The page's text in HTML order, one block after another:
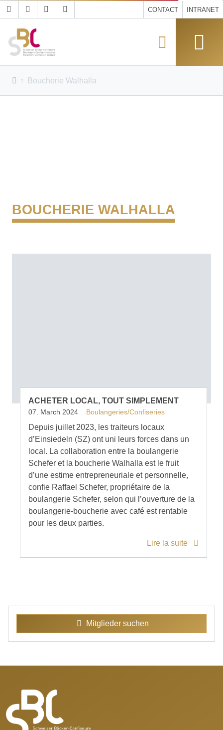
CONTACT INTRANET
Boucherie Walhalla
BOUCHERIE WALHALLA
ACHETER LOCAL, TOUT SIMPLEMENT
07. March 2024 Boulangeries/Confiseries
Depuis juillet 2023, les traiteurs locaux
d’Einsiedeln (SZ) ont uni leurs forces dans un
local. La collaboration entre la boulangerie
Schefer et la boucherie Walhalla est le fruit
d’une estime entrepreneuriale et personnelle,
confie Raffael Schefer, propriétaire de la
boulangerie Schefer, selon qui l’ouverture de la
boulangerie-boucherie avec café est rentable
pour les deux parties.
Lire la suite
Mitglieder suchen